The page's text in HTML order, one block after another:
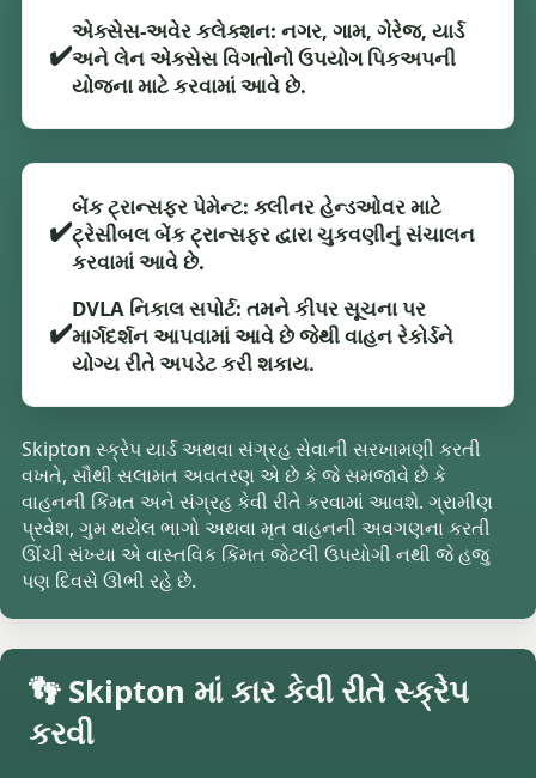
✔️
એક્સેસ-અવેર કલેક્શન: નગર, ગામ, ગેરેજ, યાર્ડ
અને લેન એક્સેસ વિગતોનો ઉપયોગ પિકઅપની
યોજના માટે કરવામાં આવે છે.
✔️
બેંક ટ્રાન્સફર પેમેન્ટ: ક્લીનર હેન્ડઓવર માટે
ટ્રેસીબલ બેંક ટ્રાન્સફર દ્વારા ચુકવણીનું સંચાલન
કરવામાં આવે છે.
✔️
DVLA નિકાલ સપોર્ટ: તમને કીપર સૂચના પર
માર્ગદર્શન આપવામાં આવે છે જેથી વાહન રેકોર્ડને
યોગ્ય રીતે અપડેટ કરી શકાય.
Skipton સ્ક્રેપ યાર્ડ અથવા સંગ્રહ સેવાની સરખામણી કરતી
વખતે, સૌથી સલામત અવતરણ એ છે કે જે સમજાવે છે કે
વાહનની કિંમત અને સંગ્રહ કેવી રીતે કરવામાં આવશે. ગ્રામીણ
પ્રવેશ, ગુમ થયેલ ભાગો અથવા મૃત વાહનની અવગણના કરતી
ઊંચી સંખ્યા એ વાસ્તવિક કિંમત જેટલી ઉપયોગી નથી જે હજુ
પણ દિવસે ઊભી રહે છે.
👣 Skipton માં કાર કેવી રીતે સ્ક્રેપ
કરવી